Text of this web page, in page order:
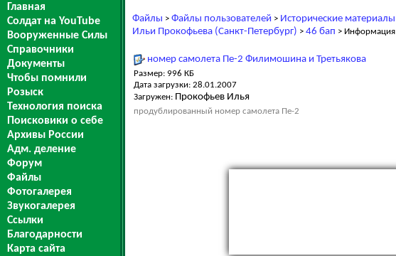
Главная
Солдат на YouTube
Вооруженные Силы
Справочники
Документы
Чтобы помнили
Розыск
Технология поиска
Поисковики о себе
Архивы России
Адм. деление
Форум
Файлы
Фотогалерея
Звукогалерея
Ссылки
Благодарности
Карта сайта
Файлы > Файлы пользователей > Исторические материалы
Ильи Прокофьева (Санкт-Петербург) > 46 бап > Информация
номер самолета Пе-2 Филимошина и Третьякова
Размер: 996 КБ
Дата загрузки: 28.01.2007
Загружен: Прокофьев Илья
продублированный номер самолета Пе-2